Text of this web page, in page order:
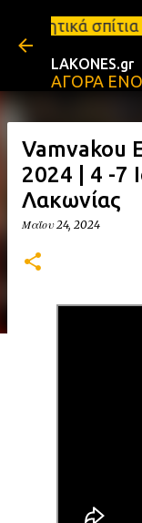
προς
LAKONES.gr
ΑΓΟΡΑ
Vamvakou
2024 | 4 -7
Λακωνίας
Μαΐου 24, 2024